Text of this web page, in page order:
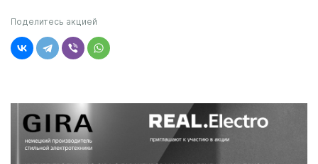
Поделитесь акцией